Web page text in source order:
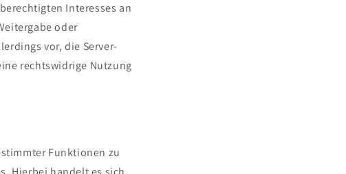
Interesses an
oder
vor, die Server-
rechtswidrige Nutzung
Funktionen zu